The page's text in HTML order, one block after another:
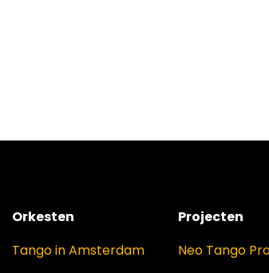
Orkesten
Tango in Amsterdam
Projecten
Neo Tango